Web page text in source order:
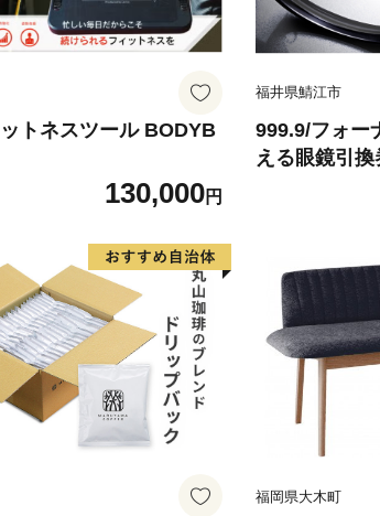
トネスツール BODYB
130,000円
福井県鯖江市
999.9/フォー
える眼鏡引
福岡県大木町